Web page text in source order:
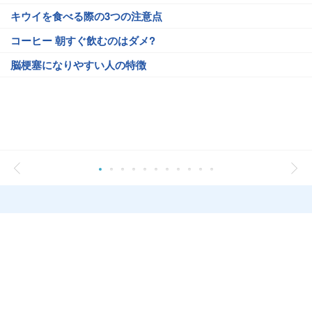
キウイを食べる際の3つの注意点
コーヒー 朝すぐ飲むのはダメ?
脳梗塞になりやすい人の特徴